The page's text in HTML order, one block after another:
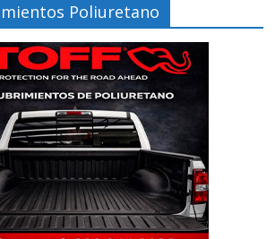
Poliuretano